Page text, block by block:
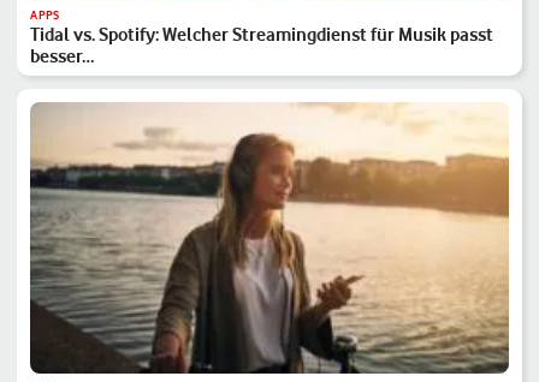
APPS
Tidal vs. Spotify: Welcher Streamingdienst für Musik passt
besser…